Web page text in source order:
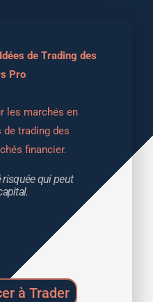
de Trading des
Pro
les marchés en
trading des
financier.
risquée qui peut
à Trader